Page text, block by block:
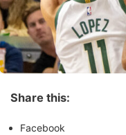
Share this:
Facebook